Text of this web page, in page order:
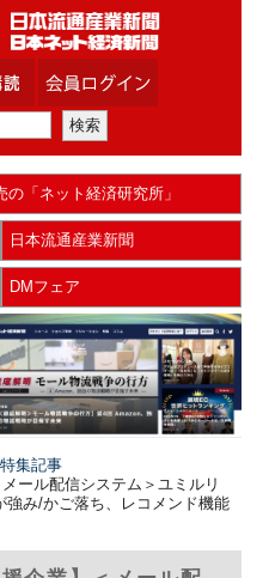
の「ネット経済研究所」
日本流通産業新聞
DMフェア
特集記事
ール配信システム＞ユミルリ
み/かご落ち、レコメンド機能